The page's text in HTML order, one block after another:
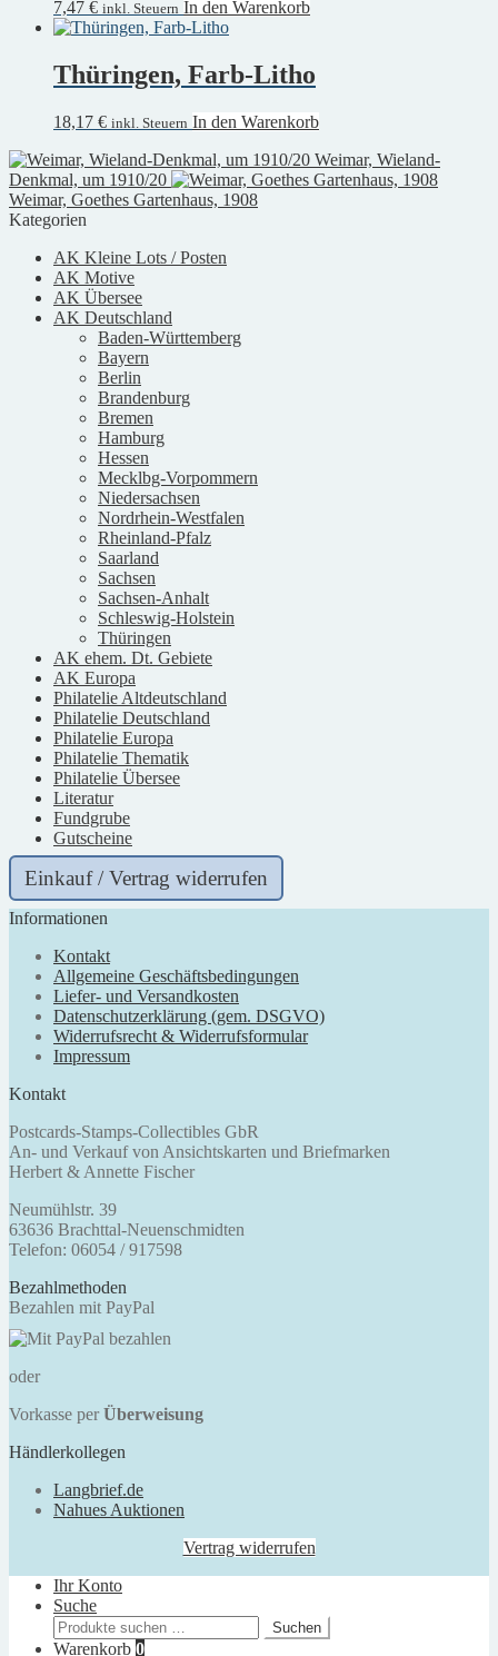
7,47 € inkl. Steuern In den Warenkorb
Thüringen, Farb-Litho
18,17 € inkl. Steuern In den Warenkorb
Weimar, Wieland-
Denkmal, um 1910/20
Weimar, Goethes Gartenhaus, 1908
Kategorien
AK Kleine Lots / Posten
AK Motive
AK Übersee
AK Deutschland
Baden-Württemberg
Bayern
Berlin
Brandenburg
Bremen
Hamburg
Hessen
Mecklbg-Vorpommern
Niedersachsen
Nordrhein-Westfalen
Rheinland-Pfalz
Saarland
Sachsen
Sachsen-Anhalt
Schleswig-Holstein
Thüringen
AK ehem. Dt. Gebiete
AK Europa
Philatelie Altdeutschland
Philatelie Deutschland
Philatelie Europa
Philatelie Thematik
Philatelie Übersee
Literatur
Fundgrube
Gutscheine
Einkauf / Vertrag widerrufen
Informationen
Kontakt
Allgemeine Geschäftsbedingungen
Liefer- und Versandkosten
Datenschutzerklärung (gem. DSGVO)
Widerrufsrecht & Widerrufsformular
Impressum
Kontakt
Postcards-Stamps-Collectibles GbR
An- und Verkauf von Ansichtskarten und Briefmarken
Herbert & Annette Fischer
Neumühlstr. 39
63636 Brachttal-Neuenschmidten
Telefon: 06054 / 917598
Bezahlmethoden
Bezahlen mit PayPal
oder
Vorkasse per Überweisung
Händlerkollegen
Langbrief.de
Nahues Auktionen
Vertrag widerrufen
Ihr Konto
Suche
Suchen
nach:
Suchen
Warenkorb 0